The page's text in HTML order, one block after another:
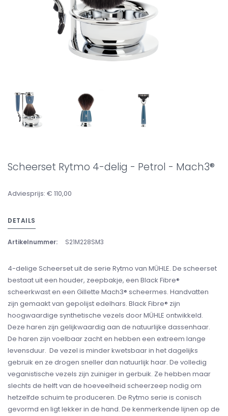
Scheerset Rytmo 4-delig - Petrol - Mach3®
Adviesprijs: € 110,00
DETAILS
Artikelnummer: S21M228SM3
4-delige Scheerset uit de serie Rytmo van MÜHLE. De scheerset
bestaat uit een houder, zeepbakje, een Black Fibre®
scheerkwast en een Gillette Mach3® scheermes. Handvatten
zijn gemaakt van gepolijst edelhars. Black Fibre® zijn
hoogwaardige synthetische vezels door MÜHLE ontwikkeld.
Deze haren zijn gelijkwaardig aan de natuurlijke dassenhaar.
De haren zijn voelbaar zacht en hebben een extreem lange
levensduur. De vezel is minder kwetsbaar in het dagelijks
gebruik en ze drogen sneller dan natuurlijk haar. De volledig
veganistische vezels zijn zuiniger in gerbuik. Ze hebben maar
slechts de helft van de hoeveelheid scheerzeep nodig om
hetzelfde schuim te produceren. De Rytmo serie is conisch
gevormd en ligt lekker in de hand. De kenmerkende lijnen op de